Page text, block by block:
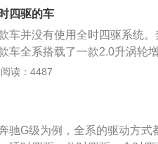
常智能的，这种车的四驱系统
的汽车并不是每时每刻四个车
、重量轻。奔驰s长宽高分别
米。奔驰s级是一款大型豪华
四驱的车
车并没有使用全时四驱系统
车全系搭载了一款2.0升涡轮
扭矩为475牛米，最大功率转
发动机匹配的是7速双离合变
发动机配合使用的，这种变速
与手动变速箱是差不多的，这
阅读：4487
驰G级为例，全系的驱动方式